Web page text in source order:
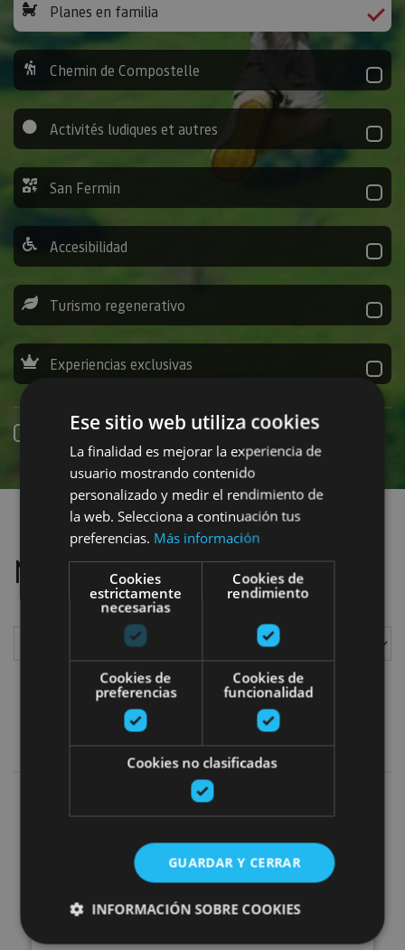
Planes en familia
Chemin de Compostelle
Activités ludiques et autres
San Fermin
Accesibilidad
Turismo regenerativo
Experiencias exclusivas
Réservation en ligne
Recherchez des sorties
Nous avos trouvé1sorties
Planes en familia Ajouter les filtres
Ese sitio web utiliza cookies
La finalidad es mejorar la experiencia de
usuario mostrando contenido
personalizado y medir el rendimiento de
la web. Selecciona a continuación tus
preferencias. Más información
Cookies
estrictamente
necesarias
Cookies de
rendimiento
Cookies de
preferencias
Cookies de
funcionalidad
Cookies no clasificadas
GUARDAR Y CERRAR
INFORMACIÓN SOBRE COOKIES